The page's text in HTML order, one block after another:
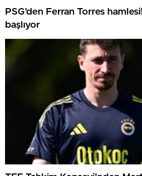
PSG’den Ferran Torres
başlıyor